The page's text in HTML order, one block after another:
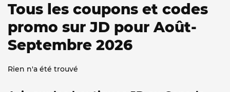
Tous les coupons et codes
promo sur JD pour Août-
Septembre 2026
Rien n'a été trouvé